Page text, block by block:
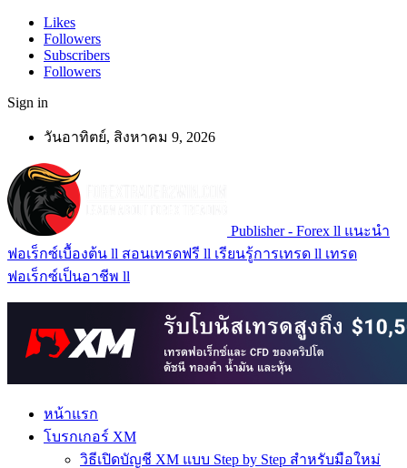
Likes
Followers
Subscribers
Followers
Sign in
วันอาทิตย์, สิงหาคม 9, 2026
Publisher - Forex ll แนะนำ
ฟอเร็กซ์เบื้องต้น ll สอนเทรดฟรี ll เรียนรู้การเทรด ll เทรด
ฟอเร็กซ์เป็นอาชีพ ll
หน้าแรก
โบรกเกอร์ XM
วิธีเปิดบัญชี XM แบบ Step by Step สำหรับมือใหม่